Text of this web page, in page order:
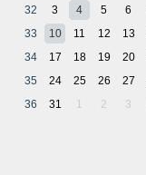
32
3 4 5 6
33
10 11 12 13
34
17 18 19 20
35
24 25 26 27
36
31 1 2 3